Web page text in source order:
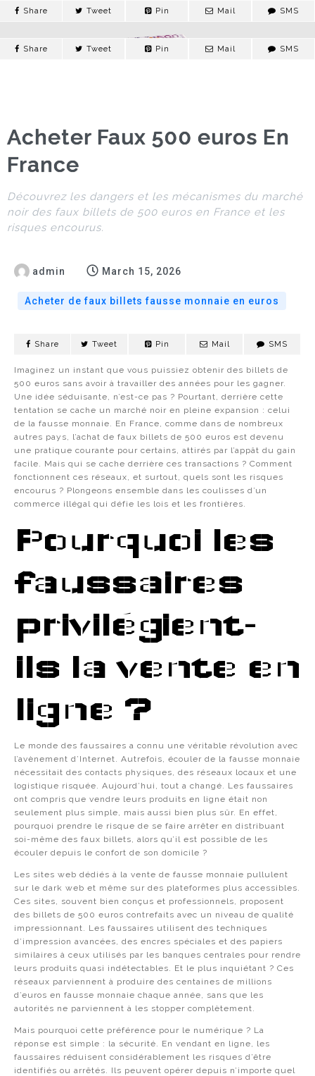
Share Tweet Pin Mail SMS
monnaie en euros
haute qualité
ACHETER DE FAUX BILLETS FAUSSE MONNAIE EN EUROS
Share Tweet Pin Mail SMS
Acheter Faux 500 euros En
France
Découvrez les dangers et les mécanismes du marché
noir des faux billets de 500 euros en France et les
risques encourus.
admin March 15, 2026
Acheter de faux billets fausse monnaie en euros
Share Tweet Pin Mail SMS
Imaginez un instant que vous puissiez obtenir des billets de
500 euros sans avoir à travailler des années pour les gagner.
Une idée séduisante, n’est-ce pas ? Pourtant, derrière cette
tentation se cache un marché noir en pleine expansion : celui
de la fausse monnaie. En France, comme dans de nombreux
autres pays, l’achat de faux billets de 500 euros est devenu
une pratique courante pour certains, attirés par l’appât du gain
facile. Mais qui se cache derrière ces transactions ? Comment
fonctionnent ces réseaux, et surtout, quels sont les risques
encourus ? Plongeons ensemble dans les coulisses d’un
commerce illégal qui défie les lois et les frontières.
Pourquoi les
faussaires
privilégient-
ils la vente en
ligne ?
Le monde des faussaires a connu une véritable révolution avec
l’avènement d’Internet. Autrefois, écouler de la fausse monnaie
nécessitait des contacts physiques, des réseaux locaux et une
logistique risquée. Aujourd’hui, tout a changé. Les faussaires
ont compris que vendre leurs produits en ligne était non
seulement plus simple, mais aussi bien plus sûr. En effet,
pourquoi prendre le risque de se faire arrêter en distribuant
soi-même des faux billets, alors qu’il est possible de les
écouler depuis le confort de son domicile ?
Les sites web dédiés à la vente de fausse monnaie pullulent
sur le dark web et même sur des plateformes plus accessibles.
Ces sites, souvent bien conçus et professionnels, proposent
des billets de 500 euros contrefaits avec un niveau de qualité
impressionnant. Les faussaires utilisent des techniques
d’impression avancées, des encres spéciales et des papiers
similaires à ceux utilisés par les banques centrales pour rendre
leurs produits quasi indétectables. Et le plus inquiétant ? Ces
réseaux parviennent à produire des centaines de millions
d’euros en fausse monnaie chaque année, sans que les
autorités ne parviennent à les stopper complètement.
Mais pourquoi cette préférence pour le numérique ? La
réponse est simple : la sécurité. En vendant en ligne, les
faussaires réduisent considérablement les risques d’être
identifiés ou arrêtés. Ils peuvent opérer depuis n’importe quel